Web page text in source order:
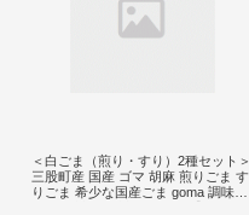
＜白ごま（煎り・すり）2種セット＞
三股町産 国産 ゴマ 胡麻 煎りごま す
りごま 希少な国産ごま goma 調味料